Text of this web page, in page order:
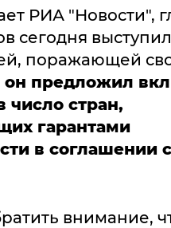
РИА "Новости",
сегодня
поражающей
он предложил
число стран,
гарантами
в соглашении с
внимание,